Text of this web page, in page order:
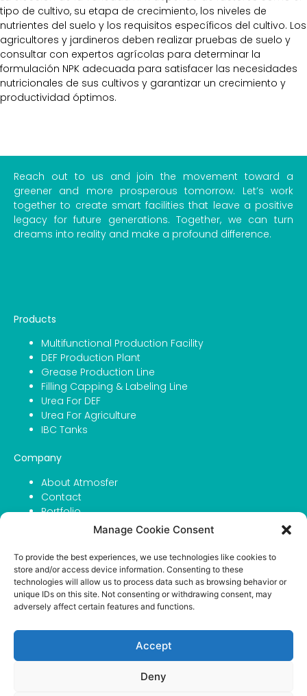
Manage Cookie Consent
To provide the best experiences, we use technologies like cookies to
store and/or access device information. Consenting to these
technologies will allow us to process data such as browsing behavior or
unique IDs on this site. Not consenting or withdrawing consent, may
adversely affect certain features and functions.
Accept
Deny
tipo de cultivo, su etapa de crecimiento, los niveles de
nutrientes del suelo y los requisitos específicos del cultivo. Los
agricultores y jardineros deben realizar pruebas de suelo y
consultar con expertos agrícolas para determinar la
formulación NPK adecuada para satisfacer las necesidades
nutricionales de sus cultivos y garantizar un crecimiento y
productividad óptimos.
Reach out to us and join the movement toward a
greener and more prosperous tomorrow. Let’s work
together to create smart facilities that leave a positive
legacy for future generations. Together, we can turn
dreams into reality and make a profound difference.
Products
Multifunctional Production Facility
DEF Production Plant
Grease Production Line
Filling Capping & Labeling Line
Urea For DEF
Urea For Agriculture
IBC Tanks
Company
About Atmosfer
Contact
Portfolio
English(Inglés) Français(Francés)
Deutsch(Alemán) Italiano
Español